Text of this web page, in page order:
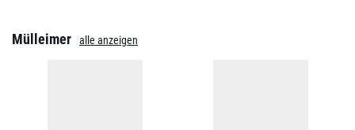
Mülleimer alle anzeigen